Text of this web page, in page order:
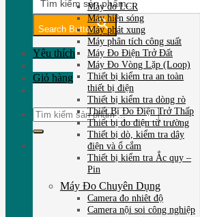
Search Button
Yêu thích
Giỏ hàng
Tìm
kiếm:
Máy đo LCR
Máy hiện sóng
Máy phát xung
Máy phân tích công suất
Máy Đo Điện Trở Đất
Máy Đo Vòng Lặp (Loop)
Thiết bị kiểm tra an toàn
thiết bị điện
Thiết bị kiểm tra dòng rò
Thiết Bị Đo Điện Trở Thấp
Thiết bị đo điện từ trường
Thiết bị dò, kiểm tra dây
điện và ổ cắm
Thiết bị kiểm tra Ắc quy –
Pin
Máy Đo Chuyên Dụng
Camera đo nhiêt độ
Camera nội soi công nghiệp